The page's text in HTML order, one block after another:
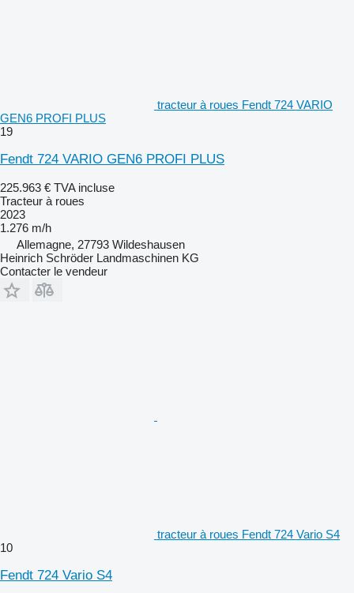
tracteur à roues Fendt 724 VARIO
GEN6 PROFI PLUS
19
Fendt 724 VARIO GEN6 PROFI PLUS
225.963 € TVA incluse
Tracteur à roues
2023
1.276 m/h
Allemagne, 27793 Wildeshausen
Heinrich Schröder Landmaschinen KG
Contacter le vendeur
tracteur à roues Fendt 724 Vario S4
10
Fendt 724 Vario S4